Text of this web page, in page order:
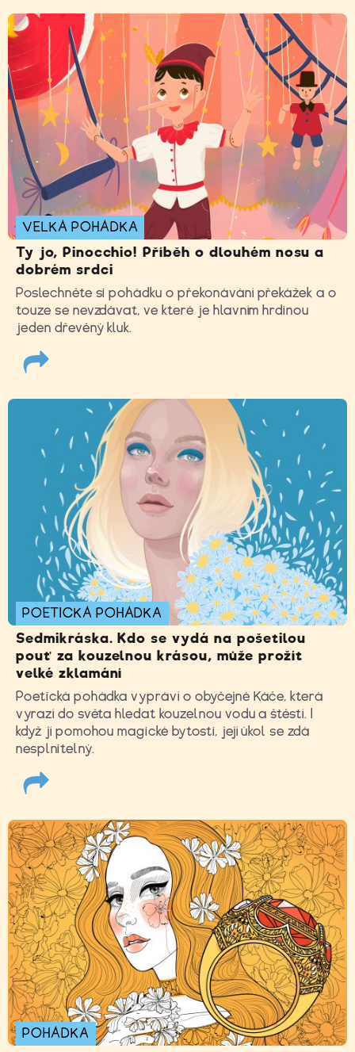
VELKÁ POHÁDKA
Ty jo, Pinocchio! Příběh o dlouhém nosu a
dobrém srdci
Poslechněte si pohádku o překonávání překážek a o
touze se nevzdávat, ve které je hlavním hrdinou
jeden dřevěný kluk.
POETICKÁ POHÁDKA
Sedmikráska. Kdo se vydá na pošetilou
pouť za kouzelnou krásou, může prožít
velké zklamání
Poetická pohádka vypráví o obyčejné Káče, která
vyrazí do světa hledat kouzelnou vodu a štěstí. I
když jí pomohou magické bytosti, její úkol se zdá
nesplnitelný.
POHÁDKA